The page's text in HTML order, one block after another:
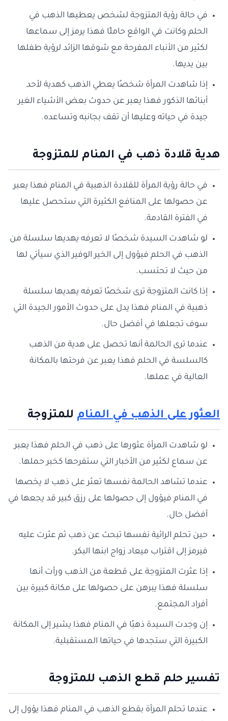
في حالة رؤية المتزوجة لشخص يعطيها الذهب في
الحلم وكانت في الواقع حاملًا فهذا يرمز إلى سماعها
لكثير من الأنباء المفرحة مع شوقها الزائد لرؤية طفلها
بين يديها.
إذا شاهدت المرأة شخصًا يعطي الذهب كهدية لأحد
أبنائها الذكور فهذا يعبر عن حدوث بعض الأشياء الغير
جيدة في حياته وعليها أن تقف بجانبه وتساعده.
هدية قلادة ذهب في المنام للمتزوجة
في حالة رؤية المرأة للقلادة الذهبية في المنام فهذا يعبر
عن حصولها على المنافع الكثيرة التي ستحصل عليها
في الفترة القادمة.
لو شاهدت السيدة شخصًا لا تعرفه يهديها سلسلة من
الذهب في الحلم فيؤول إلى الخير الوفير الذي سيأتي لها
من حيث لا تحتسب.
إذا كانت المتزوجة ترى شخصًا تعرفه يهديها سلسلة
ذهبية في المنام فهذا يدل على حدوث الأمور الجيدة التي
سوف تجعلها في أفضل حال.
عندما ترى الحالمة أنها تحصل على هدية من الذهب
كالسلسة في الحلم فهذا يعبر عن فرحتها بالمكانة
العالية في عملها.
العثور على الذهب في المنام للمتزوجة
لو شاهدت المرأة عثورها على ذهب في الحلم فهذا يعبر
عن سماع لكثير من الأخبار التي ستفرحها كخبر حملها.
عندما تشاهد الحالمة نفسها تعثر على ذهب لا يخصها
في المنام فيؤول إلى حصولها على رزق كبير قد يجعها في
أفضل حال.
حين تحلم الرائية نفسها تبحث عن ذهب ثم عثرت عليه
فيرمز إلى اقتراب ميعاد زواج ابنها البكر.
إذا عثرت المتزوجة على قطعة من الذهب ورأت أنها
سلسلة فهذا يبرهن على حصولها على مكانة كبيرة بين
أفراد المجتمع.
إن وجدت السيدة ذهبًا في المنام فهذا يشير إلى المكانة
الكبيرة التي ستجدها في حياتها المستقبلية.
تفسير حلم قطع الذهب للمتزوجة
عندما تحلم المرأة بقطع الذهب في المنام فهذا يؤول إلى